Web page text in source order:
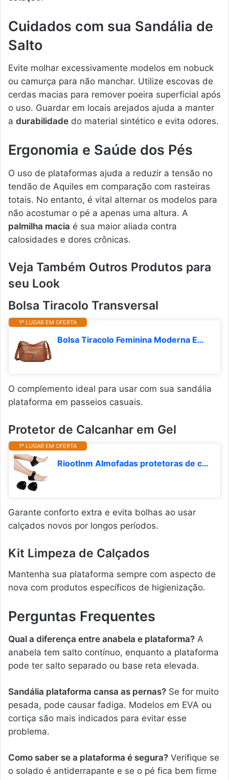
Cuidados com sua Sandália de
Salto
Evite molhar excessivamente modelos em nobuck
ou camurça para não manchar. Utilize escovas de
cerdas macias para remover poeira superficial após
o uso. Guardar em locais arejados ajuda a manter
a durabilidade do material sintético e evita odores.
Ergonomia e Saúde dos Pés
O uso de plataformas ajuda a reduzir a tensão no
tendão de Aquiles em comparação com rasteiras
totais. No entanto, é vital alternar os modelos para
não acostumar o pé a apenas uma altura. A
palmilha macia é sua maior aliada contra
calosidades e dores crônicas.
Veja Também Outros Produtos para
seu Look
Bolsa Tiracolo Transversal
1º LUGAR EM OFERTA
Bolsa Tiracolo Feminina Moderna Em Couro Pu Alta Qualidade，Design Com Vários Bolsos, Grande Capacidade (Marrom)
O complemento ideal para usar com sua sandália
plataforma em passeios casuais.
Protetor de Calcanhar em Gel
1º LUGAR EM OFERTA
Riootlnm Almofadas protetoras de calcanhar de gel para mulheres e homens, fascite plantar, alívio da dor no esporão, tendinite de aquiles rachada a seco (1, preto, grande)
Garante conforto extra e evita bolhas ao usar
calçados novos por longos períodos.
Kit Limpeza de Calçados
Mantenha sua plataforma sempre com aspecto de
nova com produtos específicos de higienização.
Perguntas Frequentes
Qual a diferença entre anabela e plataforma? A
anabela tem salto contínuo, enquanto a plataforma
pode ter salto separado ou base reta elevada.
Sandália plataforma cansa as pernas? Se for muito
pesada, pode causar fadiga. Modelos em EVA ou
cortiça são mais indicados para evitar esse
problema.
Como saber se a plataforma é segura? Verifique se
o solado é antiderrapante e se o pé fica bem firme